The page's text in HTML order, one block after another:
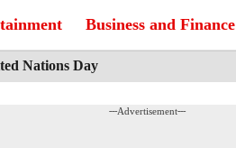
Business and Finance
Nations Day
---Advertisement---